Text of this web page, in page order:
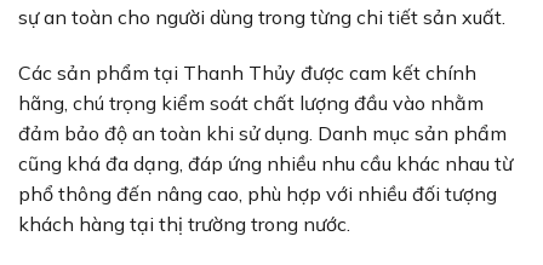
sự an toàn cho người dùng trong từng chi tiết sản xuất.
Các sản phẩm tại Thanh Thủy được cam kết chính
hãng, chú trọng kiểm soát chất lượng đầu vào nhằm
đảm bảo độ an toàn khi sử dụng. Danh mục sản phẩm
cũng khá đa dạng, đáp ứng nhiều nhu cầu khác nhau từ
phổ thông đến nâng cao, phù hợp với nhiều đối tượng
khách hàng tại thị trường trong nước.